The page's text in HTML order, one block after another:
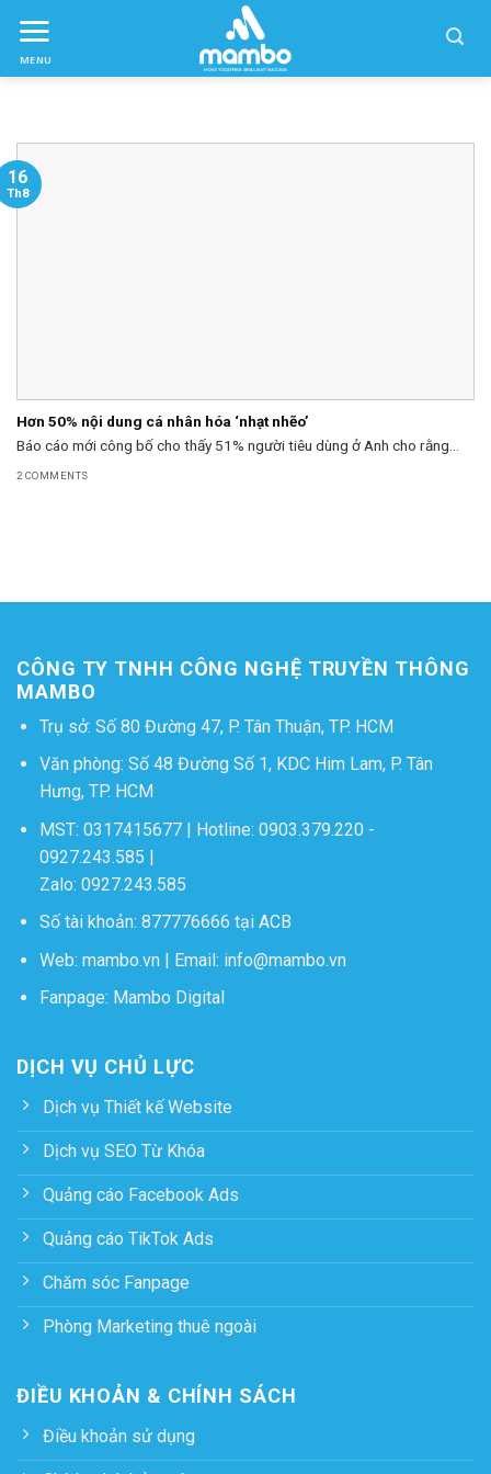
ctent
MENU
Hơn 50% nội dung cá nhân hóa ‘nhạt nhẽo’
Báo cáo mới công bố cho thấy 51% người tiêu dùng ở Anh cho rằng...
2 COMMENTS
16
Th8
CÔNG TY TNHH CÔNG NGHỆ TRUYỀN THÔNG
MAMBO
Trụ sở: Số 80 Đường 47, P. Tân Thuận, TP. HCM
Văn phòng: Số 48 Đường Số 1, KDC Him Lam, P. Tân
Hưng, TP. HCM
MST: 0317415677 | Hotline: 0903.379.220-
0927.243.585 |
Zalo: 0927.243.585
Số tài khoản: 877776666 tại ACB
Web: mambo.vn| Email: info@mambo.vn
Fanpage: Mambo Digital
DỊCH VỤ CHỦ LỰC
Dịch vụ Thiết kế Website
Dịch vụ SEO Từ Khóa
Quảng cáo Facebook Ads
Quảng cáo TikTok Ads
Chăm sóc Fanpage
Phòng Marketing thuê ngoài
ĐIỀU KHOẢN & CHÍNH SÁCH
Điều khoản sử dụng